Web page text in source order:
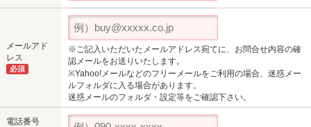
メールアド
レス
必須
※ご記入いただいたメールアドレス宛てに、お問合せ内容の確
認メールをお送りいたします。
※Yahoo!メールなどのフリーメールをご利用の場合、迷惑メー
ルフォルダに入る場合があります。
迷惑メールのフォルダ・設定等をご確認下さい。
電話番号